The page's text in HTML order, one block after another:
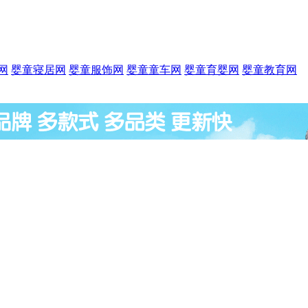
婴童寝居网 婴童服饰网 婴童童车网 婴童育婴网 婴童教育网